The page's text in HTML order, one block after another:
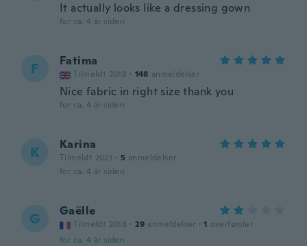
It actually looks like a dressing gown
for ca. 4 år siden
F Fatima
Tilmeldt 2018 · 148 anmeldelser
Nice fabric in right size thank you
for ca. 4 år siden
K Karina
Tilmeldt 2021 · 5 anmeldelser
for ca. 4 år siden
G Gaëlle
Tilmeldt 2018 · 29 anmeldelser · 1 overførsler
for ca. 4 år siden